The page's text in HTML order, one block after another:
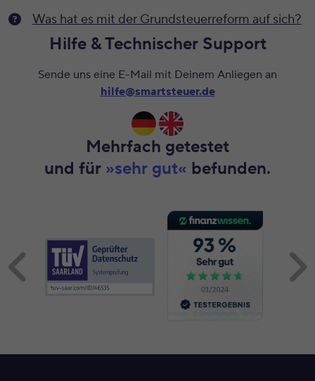
Was hat es mit der Grundsteuerreform auf sich?
Hilfe & Technischer Support
Sende uns eine E-Mail mit Deinem Anliegen an
hilfe@smartsteuer.de
Mehrfach getestet
und für »sehr gut« befunden.